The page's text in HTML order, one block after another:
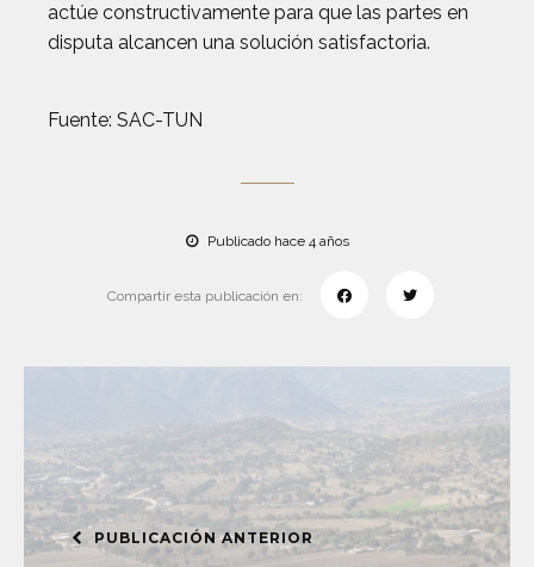
actúe constructivamente para que las partes en
disputa alcancen una solución satisfactoria.
Fuente: SAC-TUN
Publicado hace 4 años
Compartir esta publicación en:
PUBLICACIÓN ANTERIOR